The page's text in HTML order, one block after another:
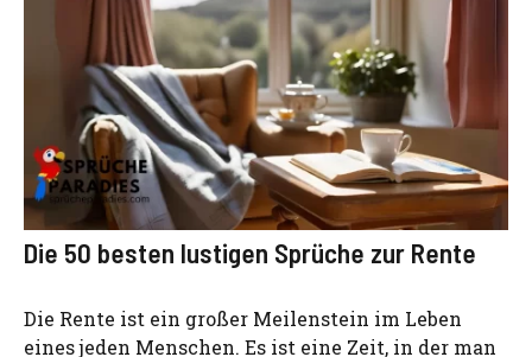
Die 50 besten lustigen Sprüche zur Rente
Die Rente ist ein großer Meilenstein im Leben
eines jeden Menschen. Es ist eine Zeit, in der man